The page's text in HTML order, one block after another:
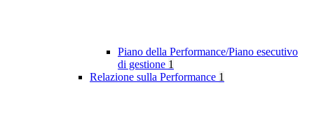
Piano della Performance/Piano esecutivo
di gestione 1
Relazione sulla Performance 1